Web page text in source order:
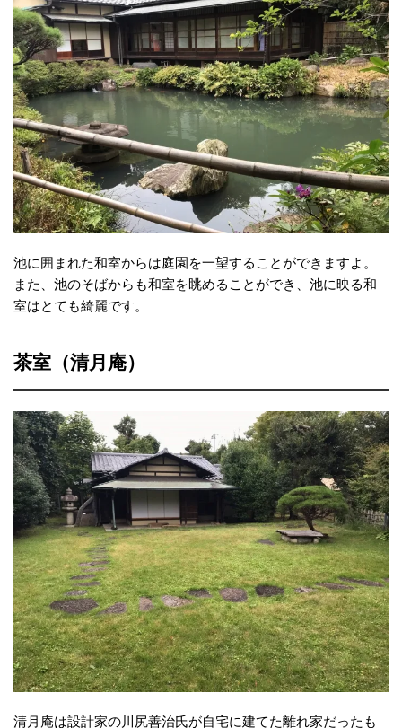
池に囲まれた和室からは庭園を一望することができますよ。
また、池のそばからも和室を眺めることができ、池に映る和
室はとても綺麗です。
茶室（清月庵）
清月庵は設計家の川尻善治氏が自宅に建てた離れ家だったも